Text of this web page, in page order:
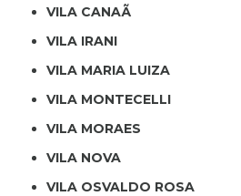
VILA CANAÃ
VILA IRANI
VILA MARIA LUIZA
VILA MONTECELLI
VILA MORAES
VILA NOVA
VILA OSVALDO ROSA